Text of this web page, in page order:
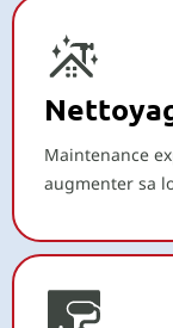
Maintenance
augmenter sa